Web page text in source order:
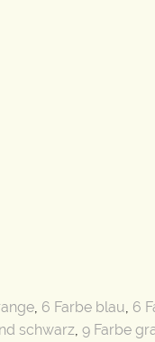
6 Farbe blau 6
schwarz 9 Farbe